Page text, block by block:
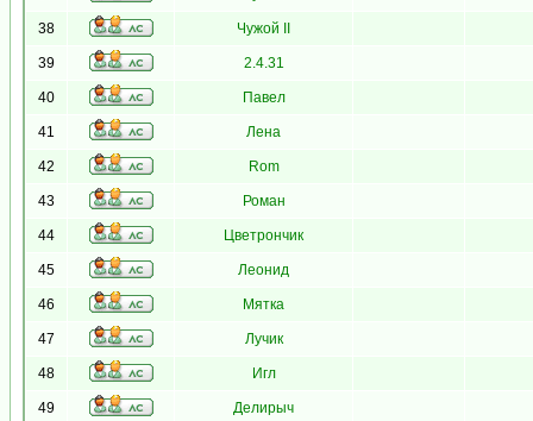
38 Чужой II
39 2.4.31
40 Павел
41 Лена
42 Rom
43 Роман
44 Цветрончик
45 Леонид
46 Мятка
47 Лучик
48 Игл
49 Делирыч